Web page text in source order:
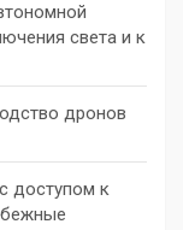
света и к
дронов
доступом к